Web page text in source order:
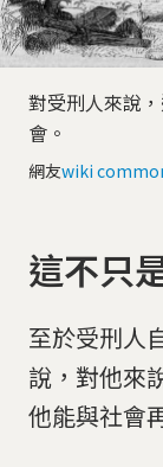
對受刑人來說
會。
網友wiki
這不只
至於受刑人
說，對他來
他能與社會